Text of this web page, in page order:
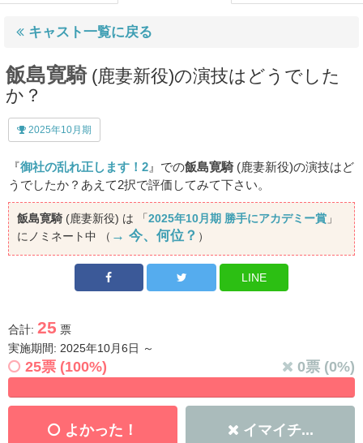
キャスト一覧に戻る
飯島寛騎(鹿妻新役)の演技はどうでした
か？
2025年10月期
『御社の乱れ正します！2 』での飯島寛騎(鹿妻新役)の演技はど
うでしたか？あえて2択で評価してみて下さい。
飯島寛騎 (鹿妻新役) は 「2025年10月期 勝手にアカデミー賞 」
にノミネート中 （ → 今、何位？ ）
LINE
合計: 25 票
実施期間: 2025年10月6日 ～
25票 (100%) 0票 (0%)
よかった！ イマイチ...